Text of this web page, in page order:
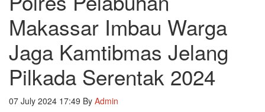
Makassar Imbau Warga
Jaga Kamtibmas Jelang
Pilkada Serentak 2024
07 July 2024 17:49 By Admin